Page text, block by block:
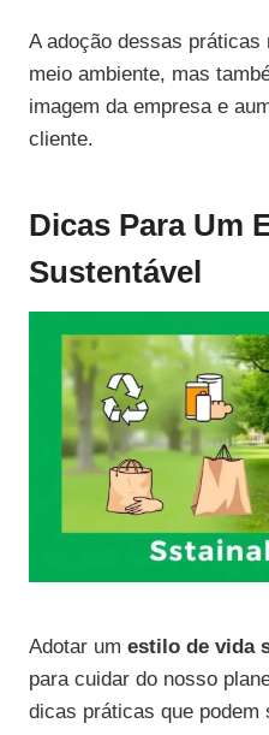
A adoção dessas práticas
meio ambiente, mas
imagem da empresa e
cliente.
Dicas Para Um
Sustentável
Adotar um estilo de vida
para cuidar do nosso
dicas práticas que podem